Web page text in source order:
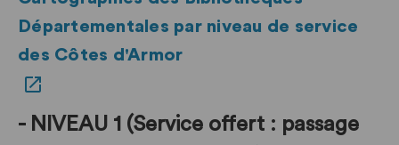
Départementales par niveau de service
des Côtes d'Armor
- NIVEAU 1 (Service offert : passage